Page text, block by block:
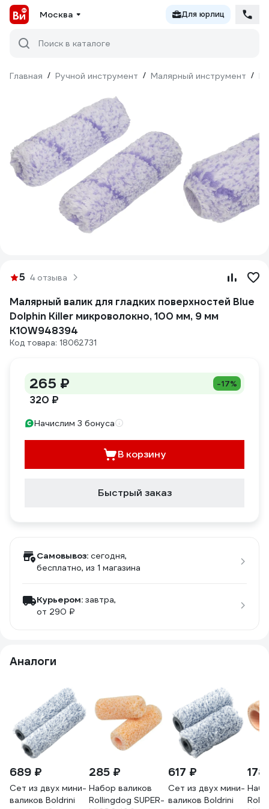
Москва Для юрлиц
Поиск в каталоге
Главная / Ручной инструмент / Малярный инструмент /
5 4 отзыва
Малярный валик для гладких поверхностей Blue
Dolphin Killer микроволокно, 100 мм, 9 мм
K10W948394
Код товара: 18062731
265 ₽ -17%
320 ₽
Начислим 3 бонуса
В корзину
Быстрый заказ
Самовывоз: сегодня,
бесплатно, из 1 магазина
Курьером: завтра,
от 290 ₽
Аналоги
689 ₽
Сет из двух мини-
валиков Boldrini
285 ₽
Набор валиков
Rollingdog SUPER-
617 ₽
Сет из двух мини-
валиков Boldrini
178